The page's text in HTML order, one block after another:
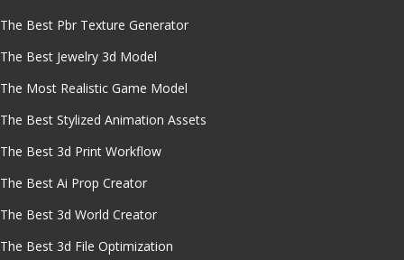
The Best Pbr Texture Generator
The Best Jewelry 3d Model
The Most Realistic Game Model
The Best Stylized Animation Assets
The Best 3d Print Workflow
The Best Ai Prop Creator
The Best 3d World Creator
The Best 3d File Optimization